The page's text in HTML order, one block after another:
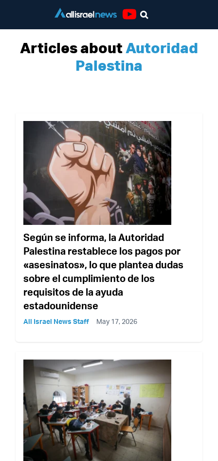
Articles aboutAutoridad
Palestina
Según se informa, la Autoridad
Palestina restablece los pagos por
«asesinatos», lo que plantea dudas
sobre el cumplimiento de los
requisitos de la ayuda
estadounidense
All Israel News Staff May 17, 2026